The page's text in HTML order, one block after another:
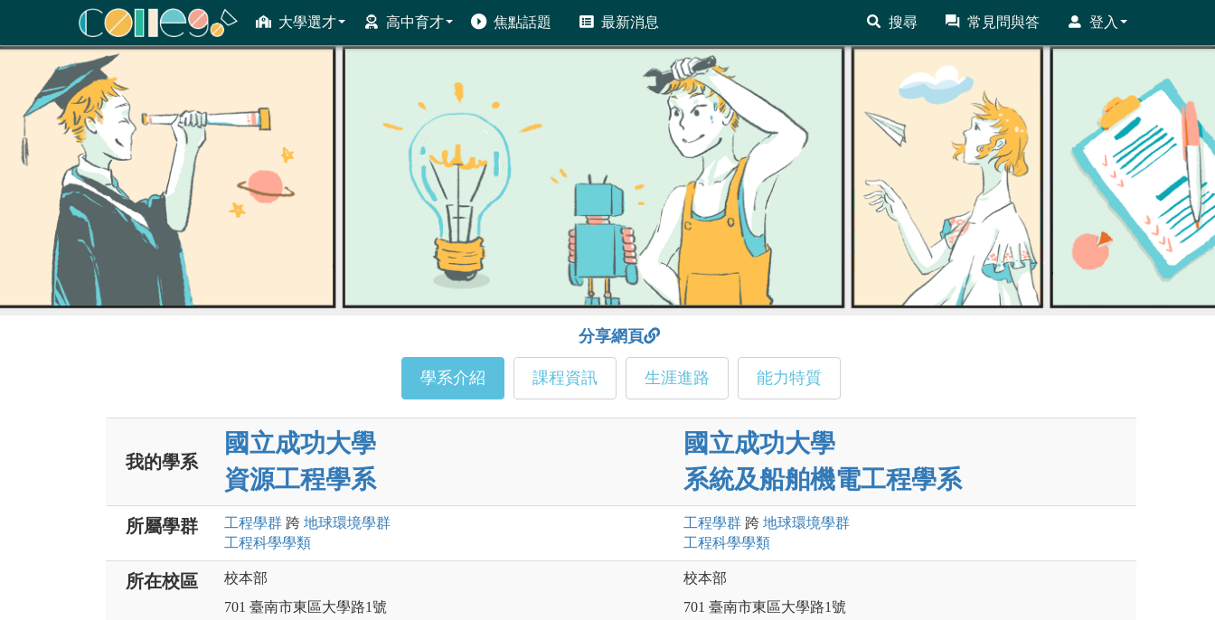
大學選才 高中育才 焦點話題 最新消息 搜尋 常見問與答 登入
ColleGo! 大學選才與高中育才輔助系統
分享網頁
學系介紹 課程資訊 生涯進路 能力特質
我的學系
國立成功大學
資源工程學系
國立成功大學
系統及船舶機電工程學系
所屬學群 工程學群 跨 地球環境學群
工程科學學類
工程學群 跨 地球環境學群
工程科學學類
所在校區
校本部
701 臺南市東區大學路1號
校本部
701 臺南市東區大學路1號